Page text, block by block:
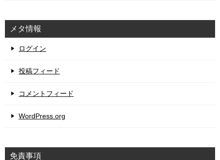
メタ情報
ログイン
投稿フィード
コメントフィード
WordPress.org
免責事項